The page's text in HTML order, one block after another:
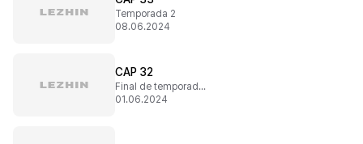
Temporada 2
08.06.2024
CAP 32
Final de temporada 1
01.06.2024